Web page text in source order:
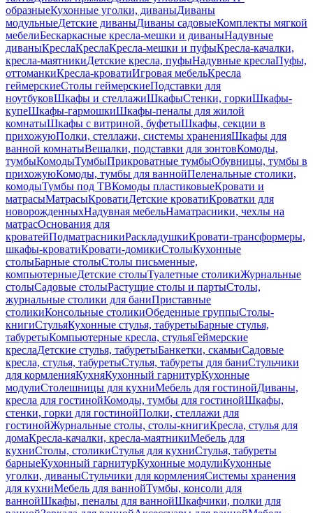
образныеКухонные уголки, диваныДиваны
модульныеДетские диваныДиваны садовыеКомплекты мягкой
мебелиБескаркасные кресла-мешки и диваныНадувные
диваныКреслаКреслаКресла-мешки и пуфыКресла-качалки,
кресла-маятникиДетские кресла, пуфыНадувные креслаПуфы,
оттоманкиКресла-кроватиИгровая мебельКресла
геймерскиеСтолы геймерскиеПодставки для
ноутбуковШкафы и стеллажиШкафыСтенки, горкиШкафы-
купеШкафы-гармошкиШкафы-пеналы для жилой
комнатыШкафы с витриной, буфетыШкафы, секции в
прихожуюПолки, стеллажи, системы храненияШкафы для
ванной комнатыВешалки, подставки для зонтовКомоды,
тумбыКомодыТумбыПрикроватные тумбыОбувницы, тумбы в
прихожуюКомоды, тумбы для ваннойПеленальные столики,
комодыТумбы под ТВКомоды пластиковыеКровати и
матрасыМатрасыКроватиДетские кроватиКроватки для
новорожденныхНадувная мебельНаматрасники, чехлы на
матрасОснования для
кроватейПодматрасникиРаскладушкиКровати-трансформеры,
шкафы-кроватиКровати-домикиСтолыКухонные
столыБарные столыСтолы письменные,
компьютерныеДетские столыТуалетные столикиЖурнальные
столыСадовые столыРастущие столы и партыСтолы,
журнальные столики для баниПриставные
столикиКонсольные столикиОбеденные группыСтолы-
книгиСтульяКухонные стулья, табуретыБарные стулья,
табуретыКомпьютерные кресла, стульяГеймерские
креслаДетские стулья, табуретыБанкетки, скамьиСадовые
кресла, стулья, табуретыСтулья, табуреты для баниСтульчики
для кормленияКухняКухонный гарнитурКухонные
модулиСтолешницы для кухниМебель для гостинойДиваны,
кресла для гостинойКомоды, тумбы для гостинойШкафы,
стенки, горки для гостинойПолки, стеллажи для
гостинойЖурнальные столы, столы-книгиКресла, стулья для
домаКресла-качалки, кресла-маятникиМебель для
кухниСтолы, столикиСтулья для кухниСтулья, табуреты
барныеКухонный гарнитурКухонные модулиКухонные
уголки, диваныСтульчики для кормленияСистемы хранения
для кухниМебель для ваннойТумбы, консоли для
ваннойШкафы, пеналы для ваннойШкафчики, полки для